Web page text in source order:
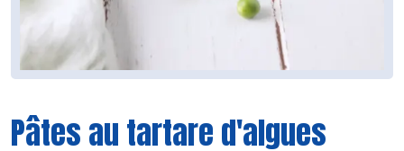
Pâtes au tartare d'algues